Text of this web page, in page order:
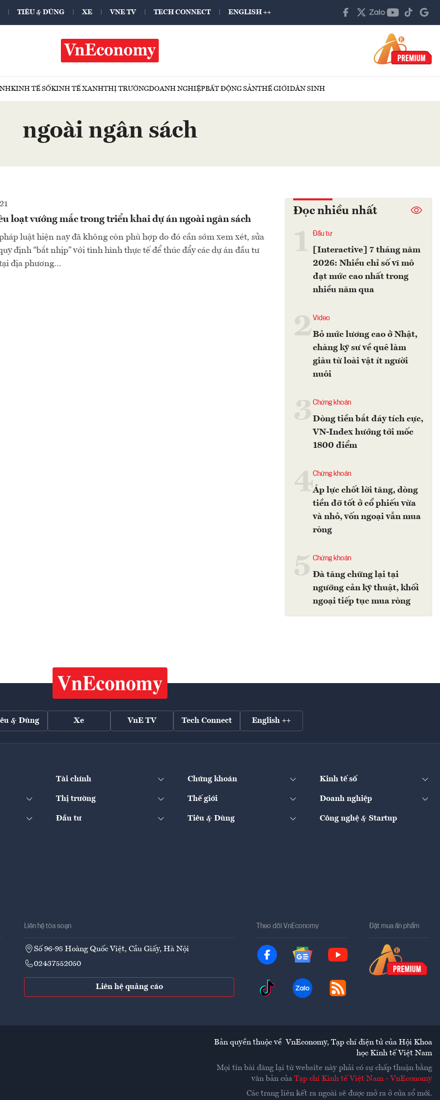
TIÊU & DÙNG XE VNE TV TECH CONNECT ENGLISH ++
KINH TẾ SỐKINH TẾ XANHTHỊ TRƯỜNGDOANH NGHIỆPBẤT ĐỘNG SẢNTHẾ GIỚIDÂN SINH
ngoài ngân sách
loạt vướng mắc trong triển khai dự án ngoài ngân sách
luật hiện nay đã không còn phù hợp do đó cần sớm xem xét, sửa
định “bắt nhịp” với tình hình thực tế để thúc đẩy các dự án đầu tư
địa phương…
Đọc nhiều nhất
Đầu tư
[Interactive] 7 tháng năm
2026: Nhiều chỉ số vĩ mô
đạt mức cao nhất trong
nhiều năm qua
2Video
Bỏ mức lương cao ở Nhật,
chàng kỹ sư về quê làm
giàu từ loài vật ít người
nuôi
Chứng khoán
Dòng tiền bắt đáy tích cực,
VN-Index hướng tới mốc
1800 điểm
4Chứng khoán
Áp lực chốt lời tăng, dòng
tiền đỡ tốt ở cổ phiếu vừa
và nhỏ, vốn ngoại vẫn mua
ròng
Chứng khoán
Đà tăng chững lại tại
ngưỡng cản kỹ thuật, khối
ngoại tiếp tục mua ròng
& Dùng Xe VnE TV Tech Connect English ++
Tài chính Chứng khoán Kinh tế số
Thị trường Thế giới Doanh nghiệp
Đầu tư Tiêu & Dùng Công nghệ & Startup
Liên hệ tòa soạn
Số 96-98 Hoàng Quốc Việt, Cầu Giấy, Hà Nội
02437552050
Liên hệ quảng cáo
Theo dõi VnEconomy Đặt mua ấn phẩm
Bản quyền thuộc về VnEconomy, Tạp chí điện tử của Hội Khoa
học Kinh tế Việt Nam
Mọi tin bài đăng lại từ website này phải có sự chấp thuận bằng
văn bản của Tạp chí Kinh tế Việt Nam - VnEconomy
Các trang liên kết ra ngoài sẽ được mở ra ở cửa sổ mới.